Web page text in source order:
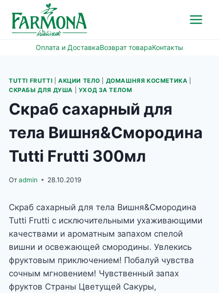
содержимому
Оплата и ДоставкаВозврат товараКонтакты
TUTTI FRUTTI АКЦИИ ТЕЛО ДОМАШНЯЯ КОСМЕТИКА
СКРАБЫ ДЛЯ ДУША
УХОД ЗА ТЕЛОМ
Скраб сахарный для
тела Вишня&Смородина
Tutti Frutti 300мл
Отadmin 28.10.2019
Скраб сахарный для тела Вишня&Смородина
Tutti Frutti с исключительными ухаживающими
качествами и ароматным запахом спелой
вишни и освежающей смородины. Увлекись
фруктовым приключением! Побалуй чувства
сочным мгновением! Чувственный запах
фруктов Страны Цветущей Сакуры,